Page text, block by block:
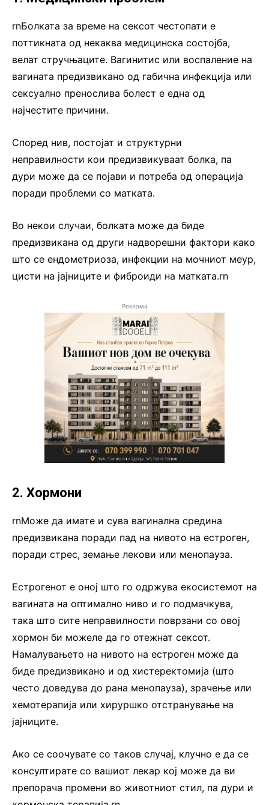
rnБолката за време на сексот честопати е
поттикната од некаква медицинска состојба,
велат стручњаците. Вагинитис или воспаление на
вагината предизвикано од габична инфекција или
сексуално пренослива болест е една од
најчестите причини.
Според нив, постојат и структурни
неправилности кои предизвикуваат болка, па
дури може да се појави и потреба од операција
поради проблеми со матката.
Во некои случаи, болката може да биде
предизвикана од други надворешни фактори како
што се ендометриоза, инфекции на мочниот меур,
цисти на јајниците и фиброиди на матката.rn
Реклама
2. Хормони
rnМоже да имате и сува вагинална средина
предизвикана поради пад на нивото на естроген,
поради стрес, земање лекови или менопауза.
Естрогенот е оној што го одржува екосистемот на
вагината на оптимално ниво и го подмачкува,
така што сите неправилности поврзани со овој
хормон би можеле да го отежнат сексот.
Намалувањето на нивото на естроген може да
биде предизвикано и од хистеректомија (што
често доведува до рана менопауза), зрачење или
хемотерапија или хируршко отстранување на
јајниците.
Ако се соочувате со таков случај, клучно е да се
консултирате со вашиот лекар кој може да ви
препорача промени во животниот стил, па дури и